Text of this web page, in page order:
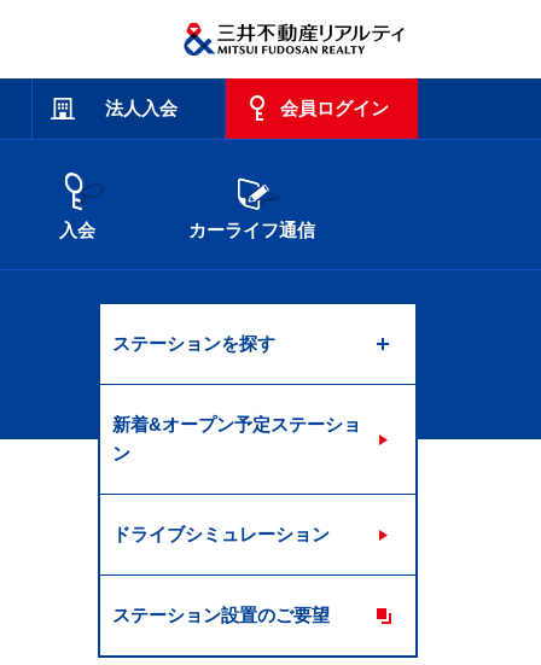
法人入会 会員ログイン
入会 カーライフ通信
ステーションを探す
新着&オープン予定ステーショ
ン
ドライブシミュレーション
ステーション設置のご要望